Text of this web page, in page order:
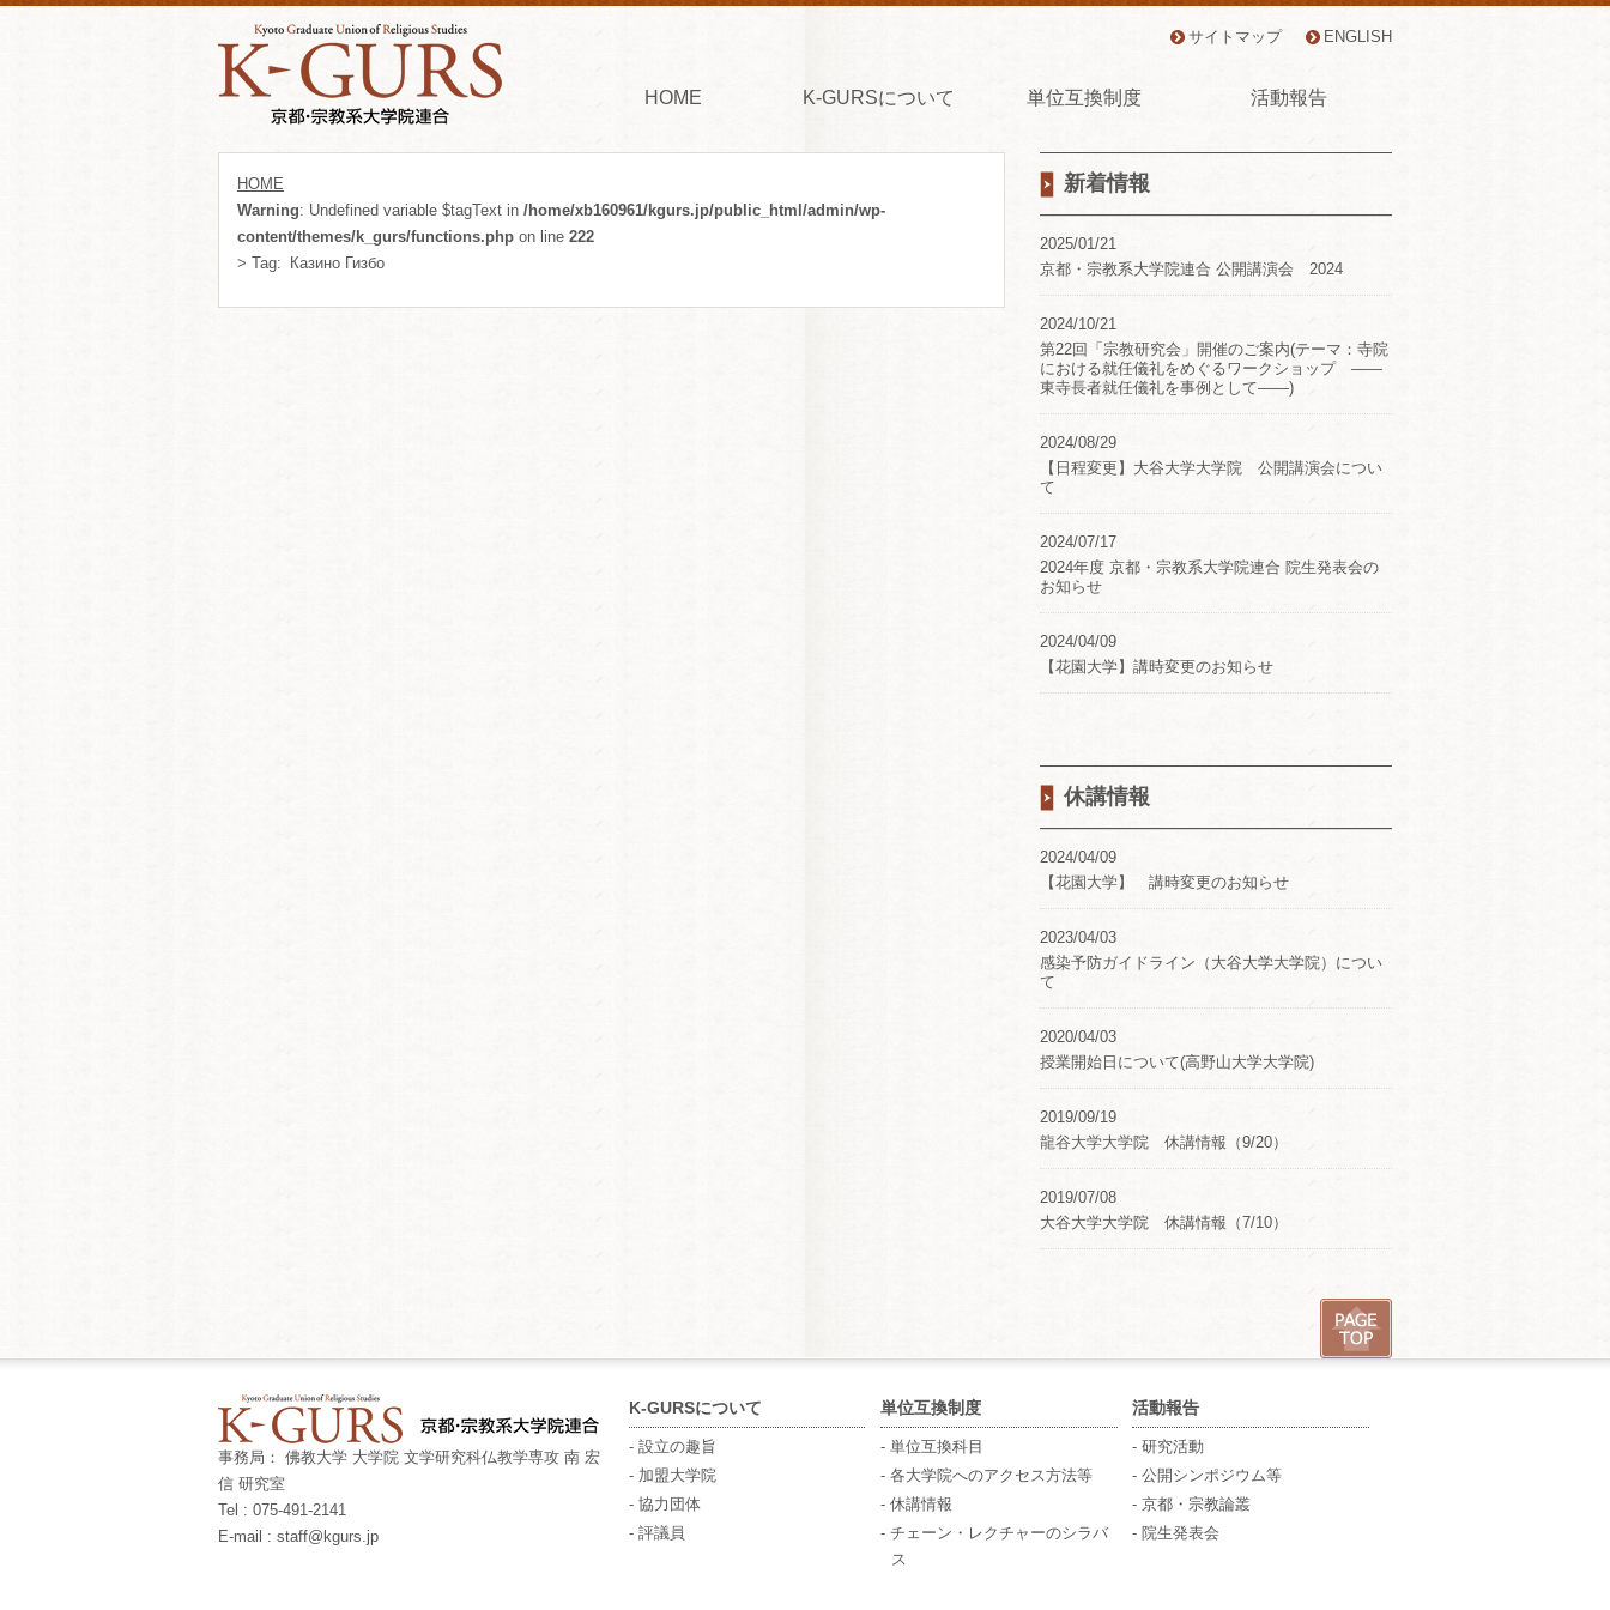
サイトマップ ENGLISH
HOME K-GURSについて 単位互換制度 活動報告
新着情報
2025/01/21
京都・宗教系大学院連合 公開講演会 2024
2024/10/21
第22回「宗教研究会」開催のご案内(テーマ：寺院
における就任儀礼をめぐるワークショップ ――
東寺長者就任儀礼を事例として――)
2024/08/29
【日程変更】大谷大学大学院 公開講演会につい
て
2024/07/17
2024年度 京都・宗教系大学院連合 院生発表会の
お知らせ
2024/04/09
【花園大学】講時変更のお知らせ
休講情報
2024/04/09
【花園大学】 講時変更のお知らせ
2023/04/03
感染予防ガイドライン（大谷大学大学院）につい
て
2020/04/03
授業開始日について(高野山大学大学院)
2019/09/19
龍谷大学大学院 休講情報（9/20）
2019/07/08
大谷大学大学院 休講情報（7/10）
HOME
Warning: Undefined variable $tagText in /home/xb160961/kgurs.jp/public_html/admin/wp-
content/themes/k_gurs/functions.php on line 222
> Tag:
Казино Гизбо
事務局： 佛教大学 大学院 文学研究科仏教学専攻 南 宏
信 研究室
Tel : 075-491-2141
E-mail : staff@kgurs.jp
K-GURSについて
- 設立の趣旨
- 加盟大学院
- 協力団体
- 評議員
単位互換制度
- 単位互換科目
- 各大学院へのアクセス方法等
- 休講情報
- チェーン・レクチャーのシラバ
ス
活動報告
- 研究活動
- 公開シンポジウム等
- 京都・宗教論叢
- 院生発表会